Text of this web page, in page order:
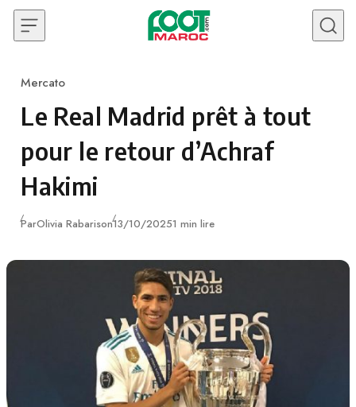
Skip to content
Category
Mercato
Le Real Madrid prêt à tout
pour le retour d’Achraf
Hakimi
ParOlivia RabarisonPublié
13/10/20251 min lire